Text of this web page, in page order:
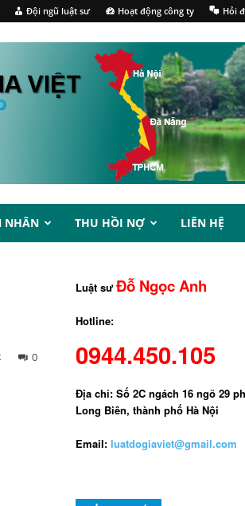
Đội ngũ luật sư Hoạt động công ty Hỏi
NHÂN THU HỒI NỢ LIÊN HỆ
0
Luật sưĐỗ Ngọc Anh
Hotline:
0944.450.105
Địa chỉ: Số 2C ngách 16 ngõ 29
Long Biên, thành phố Hà Nội
Email: luatdogiaviet@gmail.com